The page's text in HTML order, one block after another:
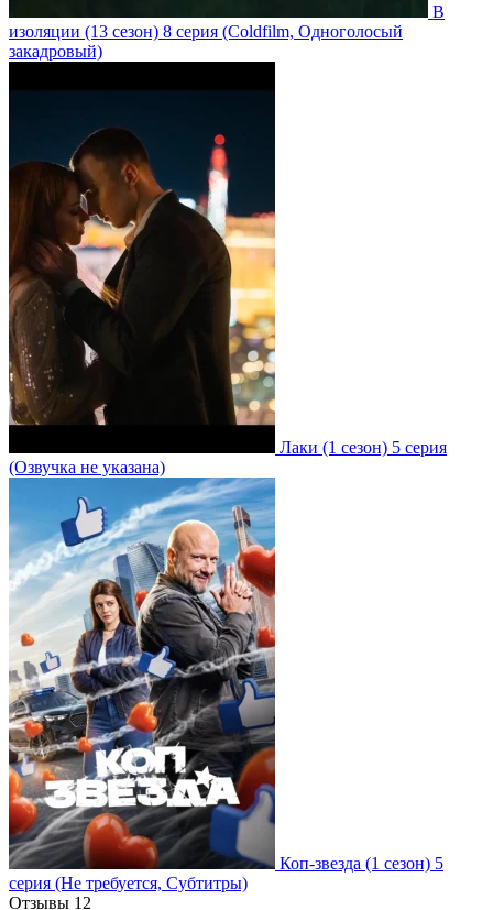
В
изоляции (13 сезон) 8 серия (Coldfilm, Одноголосый
закадровый)
Лаки (1 сезон) 5 серия
(Озвучка не указана)
Коп-звезда (1 сезон) 5
серия (Не требуется, Субтитры)
Отзывы 12